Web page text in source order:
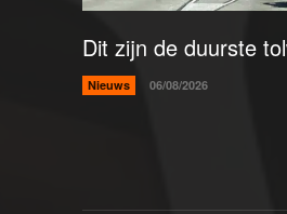
Dit zijn de duurste
Nieuws 06/08/2026